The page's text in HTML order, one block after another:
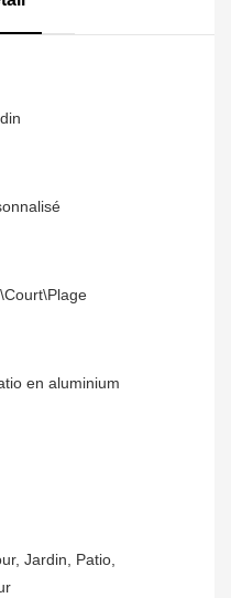
en aluminium
Jardin, Patio,